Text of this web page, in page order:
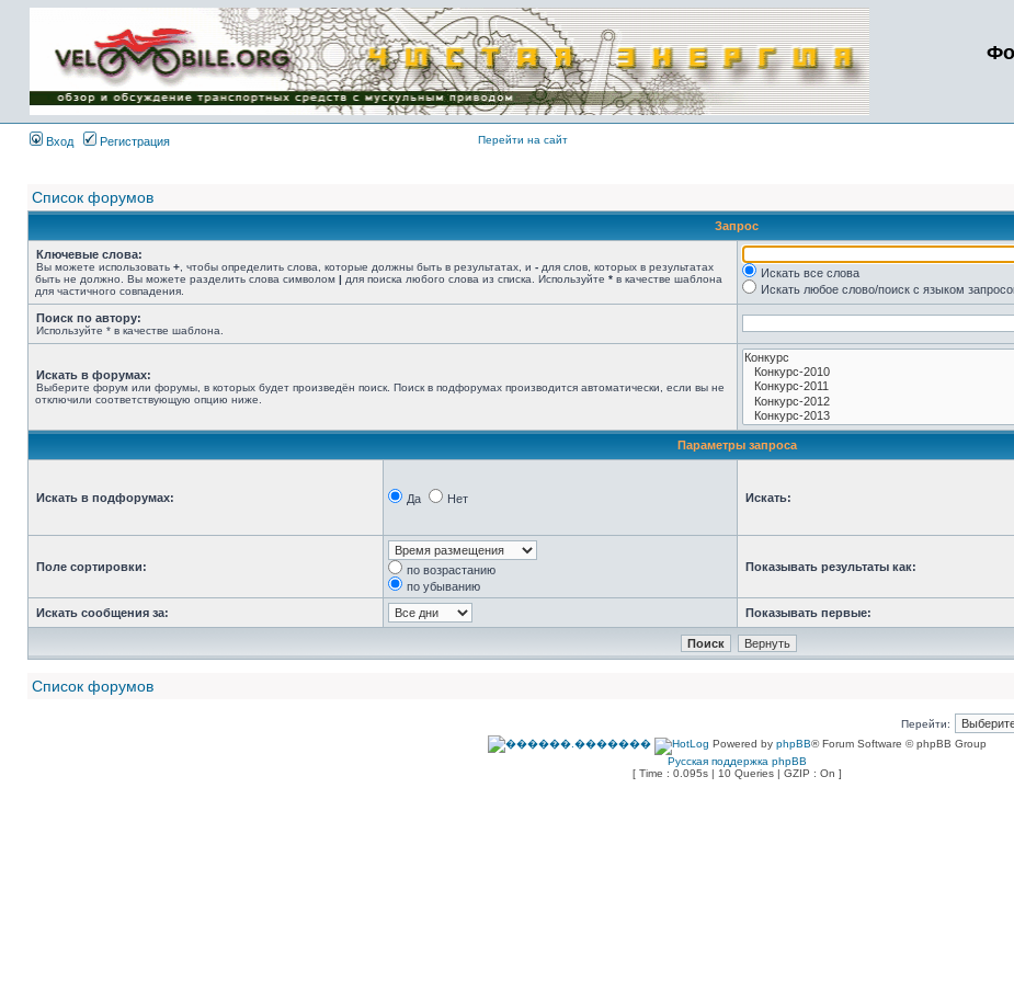
Имя пользователя:
Пароль:
{ LOG_ME_IN_SHORT
}
Вход Регистрация Перейти на сайт
Список форумов
Запрос
Ключевые слова:
Вы можете использовать + , чтобы определить слова, которые должны быть в результатах, и - для слов, которых в результатах
быть не должно. Вы можете разделить слова символом | для поиска любого слова из списка. Используйте * в качестве шаблона
для частичного совпадения.
Искать все слова
Искать любое слово/поиск с языком
Поиск по автору:
Используйте * в качестве шаблона.
Искать в форумах:
Выберите форум или форумы, в которых будет произведён поиск. Поиск в подфорумах производится автоматически, если вы не
отключили соответствующую опцию ниже.
Параметры запроса
Искать в подфорумах: Да Нет Искать:
Поле сортировки:
по возрастанию
по убыванию
Показывать результаты как:
Искать сообщения за: Показывать первые:
Список форумов
Перейти:
Powered by phpBB® Forum Software © phpBB Group
Русская поддержка phpBB
[ Time : 0.095s | 10 Queries | GZIP : On ]